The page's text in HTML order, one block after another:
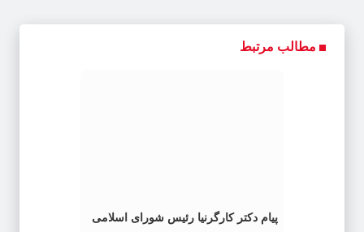
مطالب مرتبط
پیام دکتر کارگرنیا رئیس شورای اسلامی